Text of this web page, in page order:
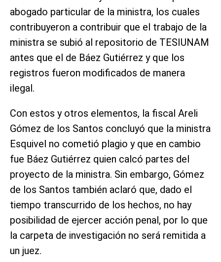
abogado particular de la ministra, los cuales
contribuyeron a contribuir que el trabajo de la
ministra se subió al repositorio de TESIUNAM
antes que el de Báez Gutiérrez y que los
registros fueron modificados de manera
ilegal.
Con estos y otros elementos, la fiscal Areli
Gómez de los Santos concluyó que la ministra
Esquivel no cometió plagio y que en cambio
fue Báez Gutiérrez quien calcó partes del
proyecto de la ministra. Sin embargo, Gómez
de los Santos también aclaró que, dado el
tiempo transcurrido de los hechos, no hay
posibilidad de ejercer acción penal, por lo que
la carpeta de investigación no será remitida a
un juez.